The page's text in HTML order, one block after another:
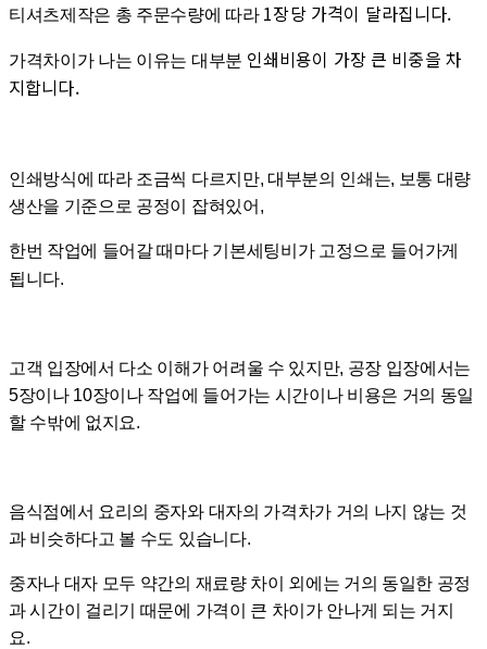
티셔츠제작은 총 주문수량에 따라 1장당 가격이 달라집니다.
가격차이가 나는 이유는 대부분 인쇄비용이 가장 큰 비중을 차
지합니다.
인쇄방식에 따라 조금씩 다르지만, 대부분의 인쇄는, 보통 대량
생산을 기준으로 공정이 잡혀있어,
한번 작업에 들어갈 때마다 기본세팅비가 고정으로 들어가게
됩니다.
고객 입장에서 다소 이해가 어려울 수 있지만, 공장 입장에서는
5장이나 10장이나 작업에 들어가는 시간이나 비용은 거의 동일
할 수밖에 없지요.
음식점에서 요리의 중자와 대자의 가격차가 거의 나지 않는 것
과 비슷하다고 볼 수도 있습니다.
중자나 대자 모두 약간의 재료량 차이 외에는 거의 동일한 공정
과 시간이 걸리기 때문에 가격이 큰 차이가 안나게 되는 거지
요.